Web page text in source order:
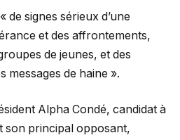
de signes sérieux d’une
et des affrontements,
de jeunes, et des
messages de haine ».
Alpha Condé, candidat à
son principal opposant,